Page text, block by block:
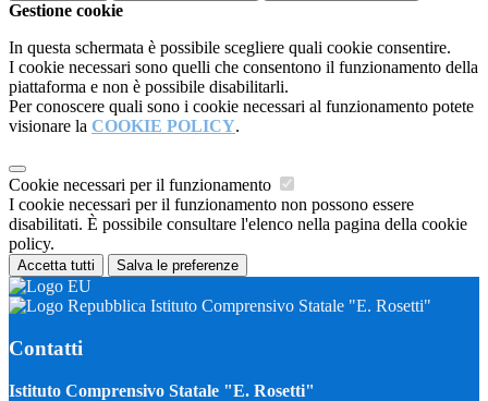
Gestione cookie
In questa schermata è possibile scegliere quali cookie consentire.
I cookie necessari sono quelli che consentono il funzionamento della
piattaforma e non è possibile disabilitarli.
Per conoscere quali sono i cookie necessari al funzionamento potete
visionare la COOKIE POLICY.
Cookie necessari per il funzionamento
I cookie necessari per il funzionamento non possono essere
disabilitati. È possibile consultare l'elenco nella pagina della cookie
policy.
Accetta tutti Salva le preferenze
Istituto Comprensivo Statale "E. Rosetti"
Contatti
Istituto Comprensivo Statale "E. Rosetti"